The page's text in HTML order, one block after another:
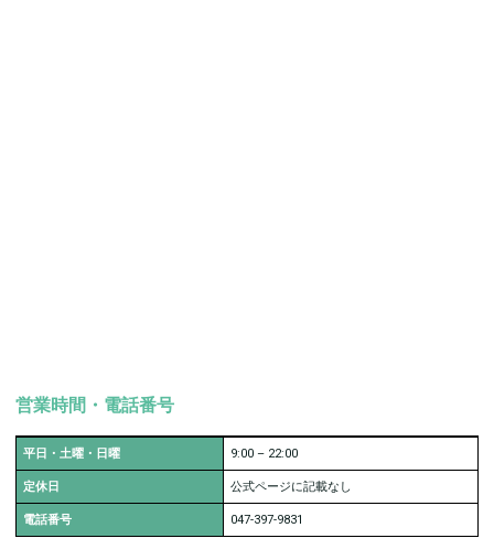
営業時間・電話番号
平日・土曜・日曜 9:00 – 22:00
定休日 公式ページに記載なし
電話番号 047-397-9831